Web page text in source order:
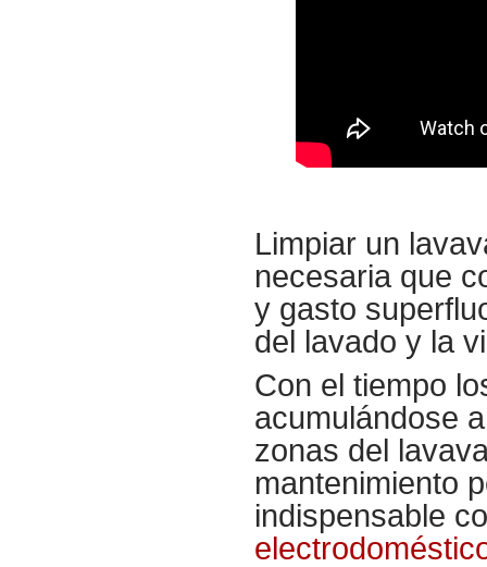
Limpiar un
necesaria que
y gasto
del lavado y la
Con el tiempo
acumulándose
zonas del
mantenimiento
indispensable